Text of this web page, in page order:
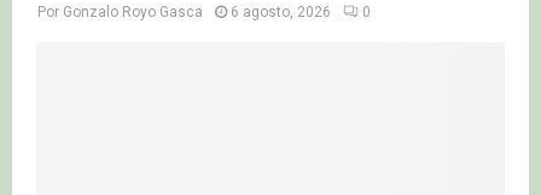
Por Gonzalo Royo Gasca 6 agosto, 2026 0